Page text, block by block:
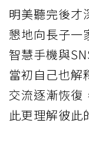
明美聽完後才
懇地向長子一
智慧手機與
當初自己也解
交流逐漸恢復
此更理解彼此